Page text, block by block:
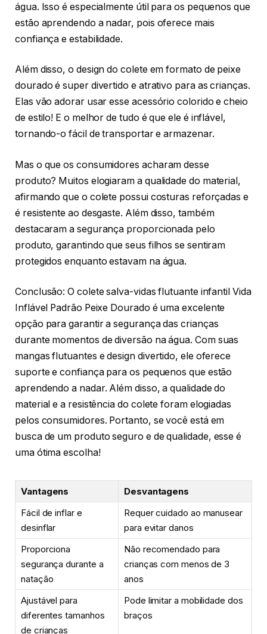
água. Isso é especialmente útil para os pequenos que
estão aprendendo a nadar, pois oferece mais
confiança e estabilidade.
Além disso, o design do colete em formato de peixe
dourado é super divertido e atrativo para as crianças.
Elas vão adorar usar esse acessório colorido e cheio
de estilo! E o melhor de tudo é que ele é inflável,
tornando-o fácil de transportar e armazenar.
Mas o que os consumidores acharam desse
produto? Muitos elogiaram a qualidade do material,
afirmando que o colete possui costuras reforçadas e
é resistente ao desgaste. Além disso, também
destacaram a segurança proporcionada pelo
produto, garantindo que seus filhos se sentiram
protegidos enquanto estavam na água.
Conclusão: O colete salva-vidas flutuante infantil Vida
Inflável Padrão Peixe Dourado é uma excelente
opção para garantir a segurança das crianças
durante momentos de diversão na água. Com suas
mangas flutuantes e design divertido, ele oferece
suporte e confiança para os pequenos que estão
aprendendo a nadar. Além disso, a qualidade do
material e a resistência do colete foram elogiadas
pelos consumidores. Portanto, se você está em
busca de um produto seguro e de qualidade, esse é
uma ótima escolha!
Vantagens
Desvantagens
Fácil de inflar e
desinflar
Requer cuidado ao manusear
para evitar danos
Proporciona
segurança durante a
natação
Não recomendado para
crianças com menos de 3
anos
Ajustável para
diferentes tamanhos
de crianças
Pode limitar a mobilidade dos
braços